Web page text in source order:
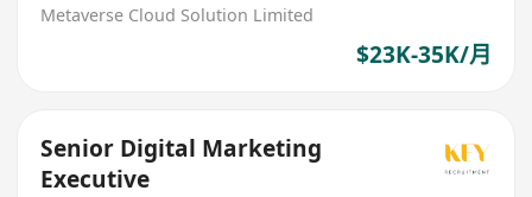
Metaverse Cloud Solution Limited
$23K-35K/月
Senior Digital Marketing
Executive